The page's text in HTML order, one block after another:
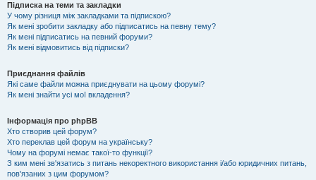
Підписка на теми та закладки
У чому різниця між закладками та підпискою?
Як мені зробити закладку або підписатись на певну тему?
Як мені підписатись на певний форуми?
Як мені відмовитись від підписки?
Приєднання файлів
Які саме файли можна приєднувати на цьому форумі?
Як мені знайти усі мої вкладення?
Інформація про phpBB
Хто створив цей форум?
Хто переклав цей форум на українську?
Чому на форумі немає такої-то функції?
З ким мені зв'язатись з питань некоректного використання і/або юридичних питань,
пов'язаних з цим форумом?